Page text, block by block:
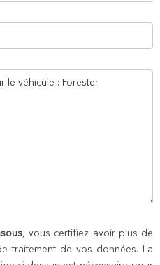
, vous certifiez avoir plus de
traitement de vos données. La